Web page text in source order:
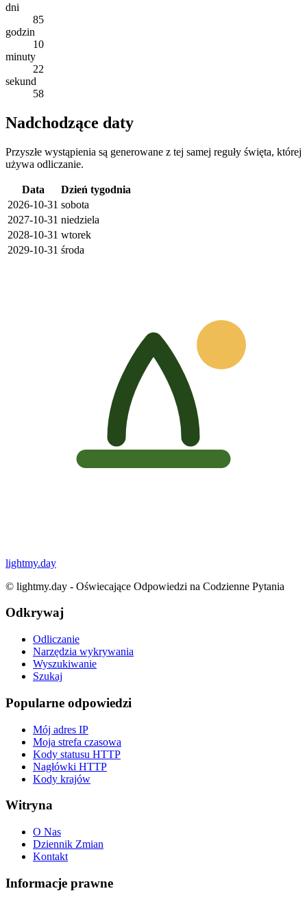
dni
85
godzin
10
minuty
22
sekund
58
Nadchodzące daty
Przyszłe wystąpienia są generowane z tej samej reguły święta, której
używa odliczanie.
Data
Dzień tygodnia
2026-10-31 sobota
2027-10-31 niedziela
2028-10-31 wtorek
2029-10-31 środa
lightmy.day
© lightmy.day - Oświecające Odpowiedzi na Codzienne Pytania
Odkrywaj
Odliczanie
Narzędzia wykrywania
Wyszukiwanie
Szukaj
Popularne odpowiedzi
Mój adres IP
Moja strefa czasowa
Kody statusu HTTP
Nagłówki HTTP
Kody krajów
Witryna
O Nas
Dziennik Zmian
Kontakt
Informacje prawne